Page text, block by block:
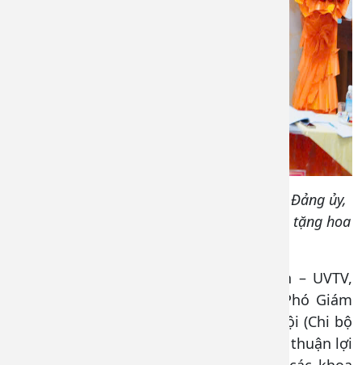
Đồng chí Lê Thị Phương Trâm – Phó Bí thư Đảng ủy,
Phó Giám đốc Bệnh viện Đa khoa Đồng Nai tặng hoa
Phát biểu của đồng chí Đinh Cao Minh – UVTV,
Chủ nhiệm Uỷ ban Kiểm tra Đảng ủy, Phó Giám
đốc Bệnh viện tại Đại hội Chi bộ khối Nội (Chi bộ
1 và Chi bộ 3) nhấn mạnh đến các yếu tố thuận lợi